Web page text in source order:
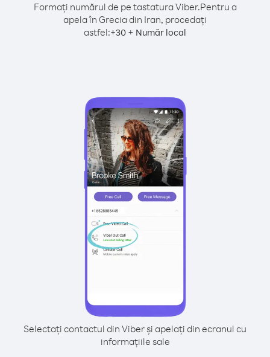
Formați numărul de pe tastatura Viber.Pentru a
apela în Grecia din Iran, procedați
astfel:+30 + Număr local
Selectați contactul din Viber și apelați din ecranul cu
informațiile sale